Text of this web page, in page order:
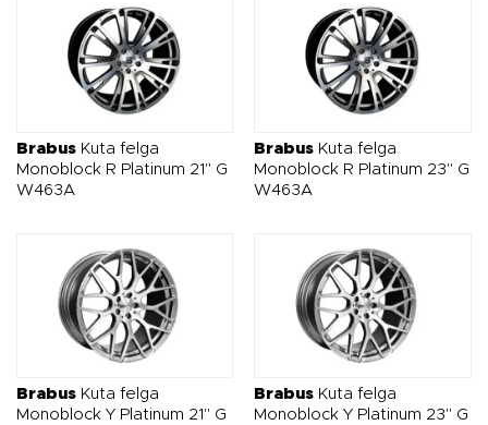
Brabus Kuta felga
Monoblock R Platinum 21" G
W463A
Brabus Kuta felga
Monoblock R Platinum 23" G
W463A
Brabus Kuta felga
Monoblock Y Platinum 21" G
Brabus Kuta felga
Monoblock Y Platinum 23" G